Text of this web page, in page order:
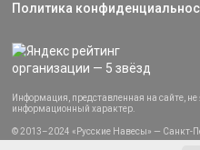
Политика
Информация, представленная на сайте, не
информационный характер.
© 2013–2024 «Русские Навесы» — Санкт-
защищены.